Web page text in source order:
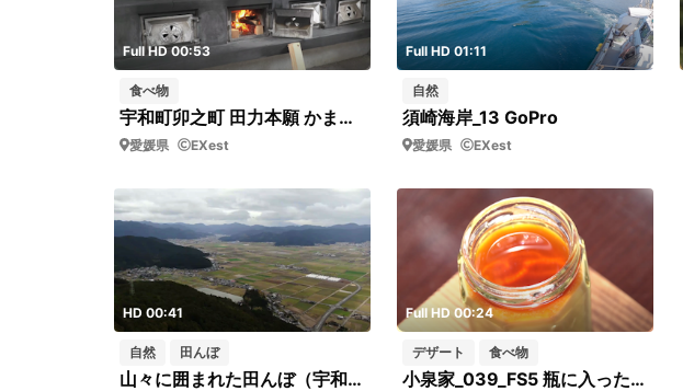
Full HD 00:53
食べ物
宇和町卯之町 田力本願 かまどでお米を炊く②
愛媛県 EXest
Full HD 01:11
自然
須崎海岸_13 GoPro
愛媛県 EXest
HD 00:41
自然 田んぼ
山々に囲まれた田んぼ（宇和米の産地・宇和町卯之町）ドローン映像 左から右へゆっくり移動
Full HD 00:24
デザート 食べ物
小泉家_039_FS5 瓶に入ったプリン